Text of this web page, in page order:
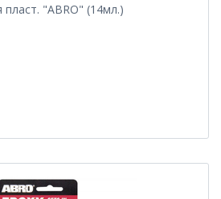
"ABRO" (14мл.)